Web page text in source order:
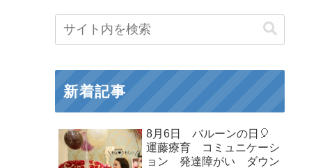
新着記事
8月6日 バルーンの日🎈
運藤療育 コミュニケーシ
ョン 発達障がい ダウン